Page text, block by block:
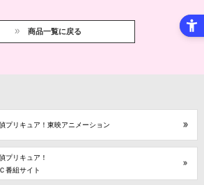
商品一覧に戻る
プリキュア！東映アニメーション
プリキュア！
番組サイト